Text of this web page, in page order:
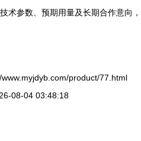
术参数、预期用量及长期合作意向，
product/77.html
08-04 03:48:18